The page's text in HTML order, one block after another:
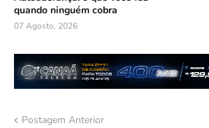
quando ninguém cobra
07 Agosto, 2026
Postagem Anterior